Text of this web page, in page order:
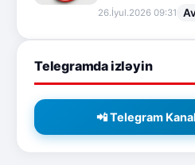
26.İyul.2026 09:31
Telegramda izləyin
📲 Telegram